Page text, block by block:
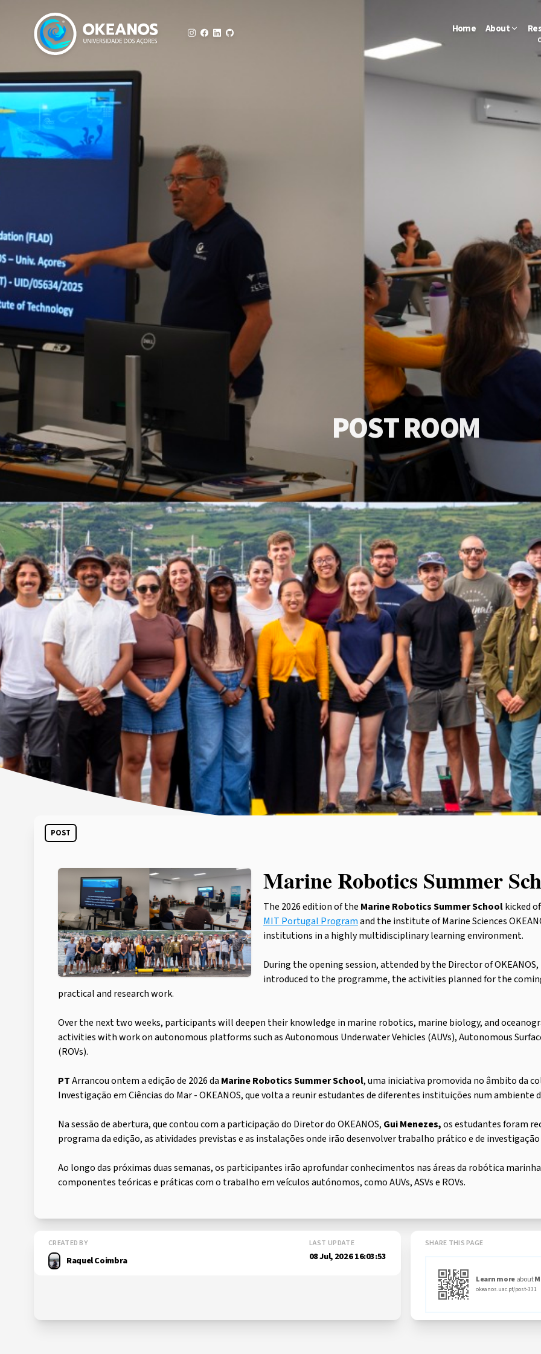
Home About
POSTROOM
POST
Marine Robotics Summer
The 2026 edition of the Marine Robotics Summer Schoolkicked
MIT Portugal Programand the institute of Marine Sciences
institutions in a highly multidisciplinary learning environment.
During the opening session, attended by the Director of OKEANOS,
introduced to the programme, the activities planned for the
practical and research work.
Over the next two weeks, participants will deepen their knowledge in marine robotics, marine biology, and
activities with work on autonomous platforms such as Autonomous Underwater Vehicles (AUVs), Autonomous
(ROVs).
PTArrancou ontem a edição de 2026 da Marine Robotics Summer School, uma iniciativa promovida no âmbito da
Investigação em Ciências do Mar - OKEANOS, que volta a reunir estudantes de diferentes instituições num
Na sessão de abertura, que contou com a participação do Diretor do OKEANOS, Gui Menezes,os estudantes foram
programa da edição, as atividades previstas e as instalações onde irão desenvolver trabalho prático e de
Ao longo das próximas duas semanas, os participantes irão aprofundar conhecimentos nas áreas da robótica
componentes teóricas e práticas com o trabalho em veículos autónomos, como AUVs, ASVs e ROVs.
CREATED BY
Raquel Coimbra
LAST UPDATE
08 Jul, 2026 16:03:53
SHARE THIS PAGE
Learn moreabout
okeanos.uac.pt/post-331